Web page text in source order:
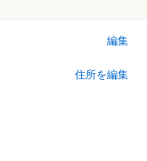
編集
住所を編集